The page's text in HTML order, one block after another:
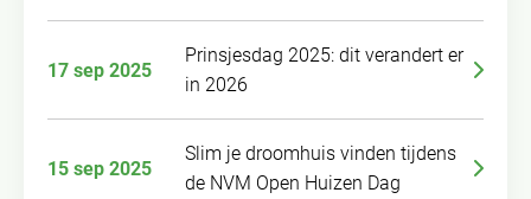
17 sep 2025
Prinsjesdag 2025: dit verandert er
in 2026
15 sep 2025
Slim je droomhuis vinden tijdens
de NVM Open Huizen Dag